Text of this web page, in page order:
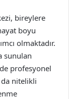
bireylere
boyu
olmaktadır.
sunulan
profesyonel
nitelikli